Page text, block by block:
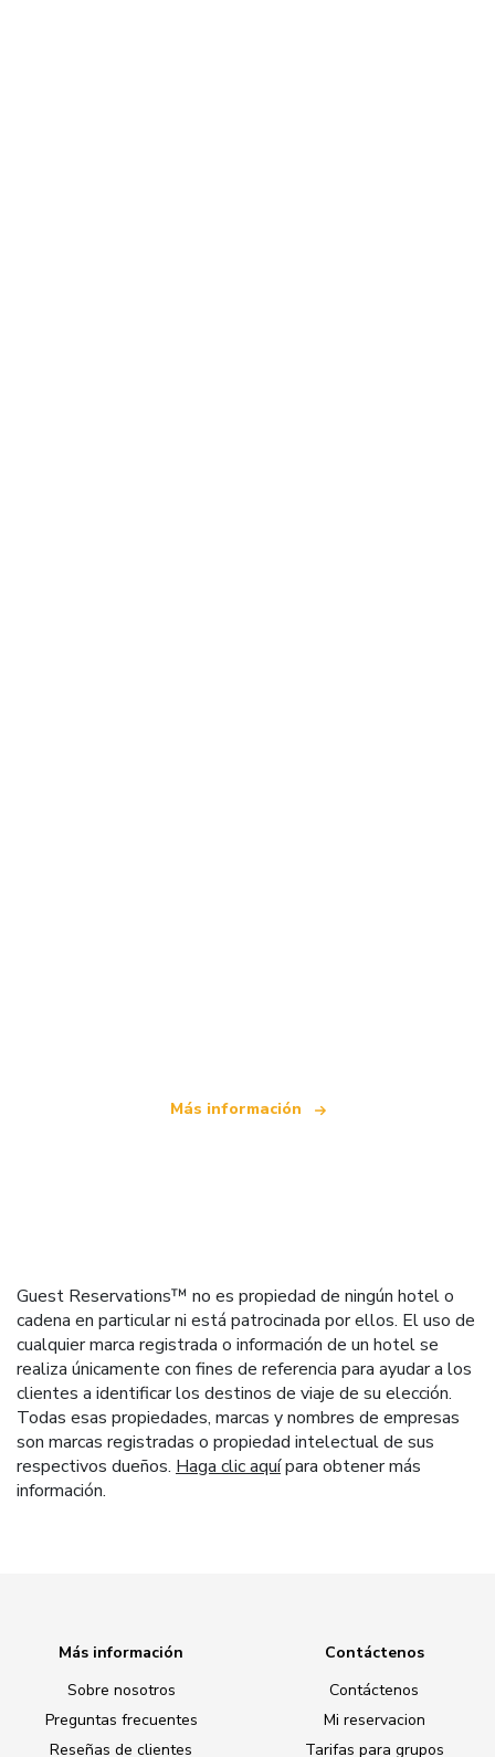
Más información
Guest Reservations™ no es propiedad de ningún hotel o
cadena en particular ni está patrocinada por ellos. El uso de
cualquier marca registrada o información de un hotel se
realiza únicamente con fines de referencia para ayudar a los
clientes a identificar los destinos de viaje de su elección.
Todas esas propiedades, marcas y nombres de empresas
son marcas registradas o propiedad intelectual de sus
respectivos dueños. Haga clic aquípara obtener más
información.
Más información
Sobre nosotros
Preguntas frecuentes
Reseñas de clientes
Contáctenos
Contáctenos
Mi reservacion
Tarifas para grupos